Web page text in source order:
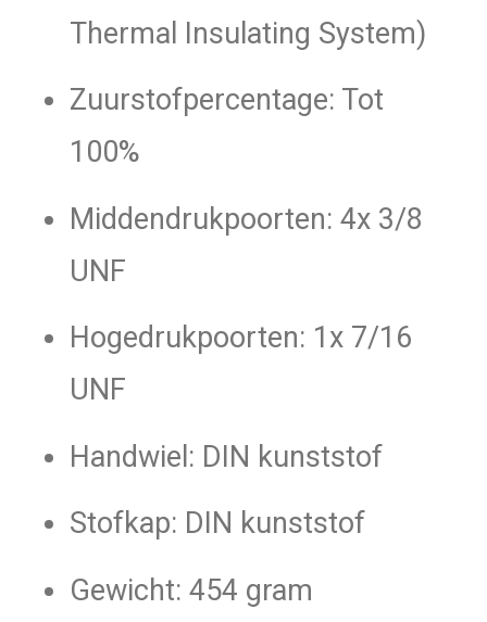
Thermal Insulating System)
Zuurstofpercentage: Tot
100%
Middendrukpoorten: 4x 3/8
UNF
Hogedrukpoorten: 1x 7/16
UNF
Handwiel: DIN kunststof
Stofkap: DIN kunststof
Gewicht: 454 gram